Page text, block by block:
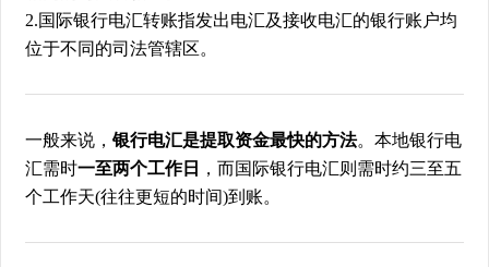
2.国际银行电汇转账指发出电汇及接收电汇的银行账户均
位于不同的司法管辖区。
一般来说，银行电汇是提取资金最快的方法。本地银行电
汇需时一至两个工作日
，而国际银行电汇则需时约三至五
个工作天(往往更短的时间)到账。